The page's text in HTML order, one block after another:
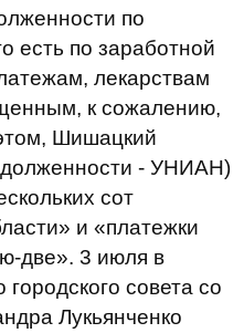
по
есть по заработной
лекарствам
к сожалению,
Шишацкий
- УНИАН)
сот
и «платежки
две». 3 июля в
совета со
Лукьянченко